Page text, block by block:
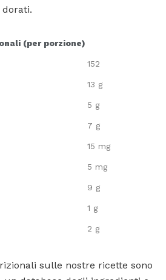
(per porzione)
152
13 g
5 g
7 g
15 mg
5 mg
9 g
1 g
2 g
sulle nostre ricette sono